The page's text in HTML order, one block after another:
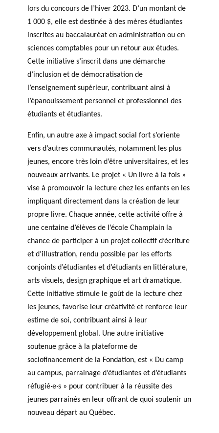
lors du concours de l’hiver 2023. D’un montant de
1 000 $, elle est destinée à des mères étudiantes
inscrites au baccalauréat en administration ou en
sciences comptables pour un retour aux études.
Cette initiative s’inscrit dans une démarche
d’inclusion et de démocratisation de
l’enseignement supérieur, contribuant ainsi à
l’épanouissement personnel et professionnel des
étudiants et étudiantes.
Enfin, un autre axe à impact social fort s’oriente
vers d’autres communautés, notamment les plus
jeunes, encore très loin d’être universitaires, et les
nouveaux arrivants. Le projet « Un livre à la fois »
vise à promouvoir la lecture chez les enfants en les
impliquant directement dans la création de leur
propre livre. Chaque année, cette activité offre à
une centaine d’élèves de l’école Champlain la
chance de participer à un projet collectif d’écriture
et d’illustration, rendu possible par les efforts
conjoints d’étudiantes et d’étudiants en littérature,
arts visuels, design graphique et art dramatique.
Cette initiative stimule le goût de la lecture chez
les jeunes, favorise leur créativité et renforce leur
estime de soi, contribuant ainsi à leur
développement global. Une autre initiative
soutenue grâce à la plateforme de
sociofinancement de la Fondation, est « Du camp
au campus, parrainage d’étudiantes et d’étudiants
réfugié·e·s » pour contribuer à la réussite des
jeunes parrainés en leur offrant de quoi soutenir un
nouveau départ au Québec.